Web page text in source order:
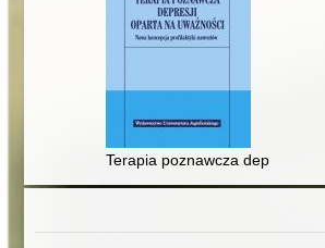
Terapia poznawcza depresji